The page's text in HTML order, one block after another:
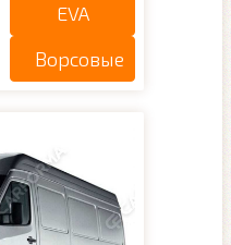
EVA
Ворсовые